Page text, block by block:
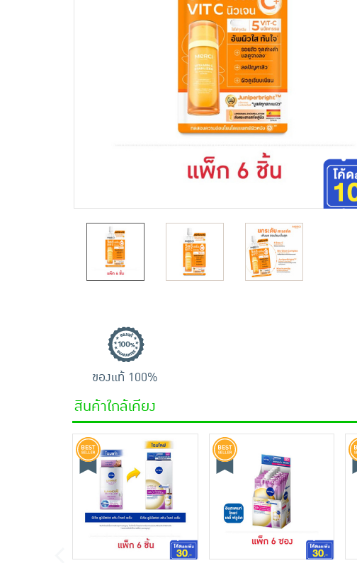
ของแท้ 100%
สินค้าใกล้เคียง